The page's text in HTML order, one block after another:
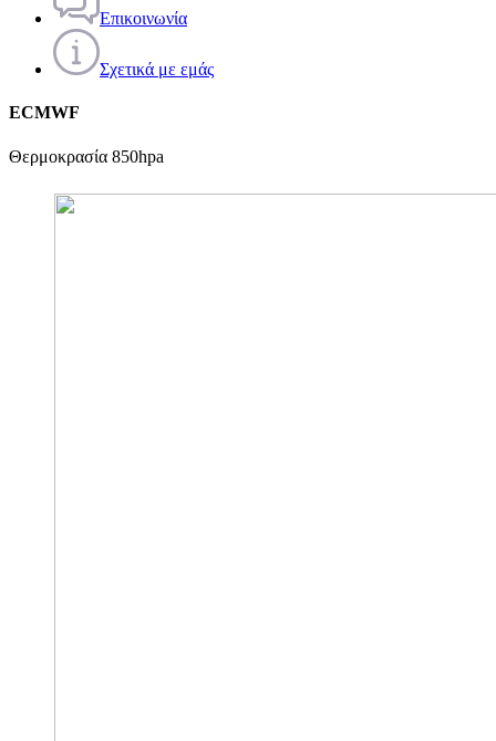
Επικοινωνία
Σχετικά με εμάς
ECMWF
Θερμοκρασία 850hpa